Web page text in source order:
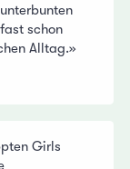
schon
Alltag.»
Girls